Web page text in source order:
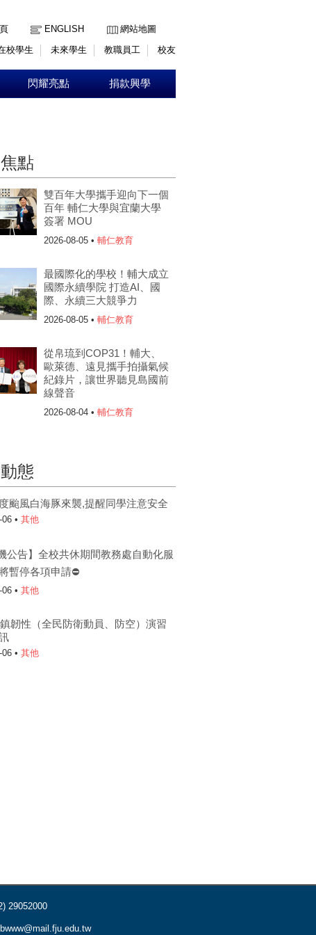
ENGLISH
網站地圖
校學生
未來學生 教職員工 校友
閃耀亮點 捐款興學
點
雙百年大學攜手迎向下一個
百年 輔仁大學與宜蘭大學
簽署 MOU
2026-08-05 • 輔仁教育
最國際化的學校！輔大成立
國際永續學院 打造AI、國
際、永續三大競爭力
2026-08-05 • 輔仁教育
從帛琉到COP31！輔大、
歐萊德、遠見攜手拍攝氣候
紀錄片，讓世界聽見島國前
線聲音
2026-08-04 • 輔仁教育
態
颱風白海豚來襲,提醒同學注意安全
• 其他
公告】全校共休期間教務處自動化服
暫停各項申請⛔
• 其他
韌性（全民防衛動員、防空）演習
• 其他
29052000